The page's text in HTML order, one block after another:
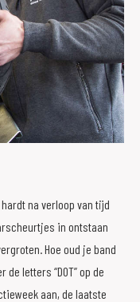
na verloop van tijd
in ontstaan
Hoe oud je band
letters “DOT” op de
aan, de laatste